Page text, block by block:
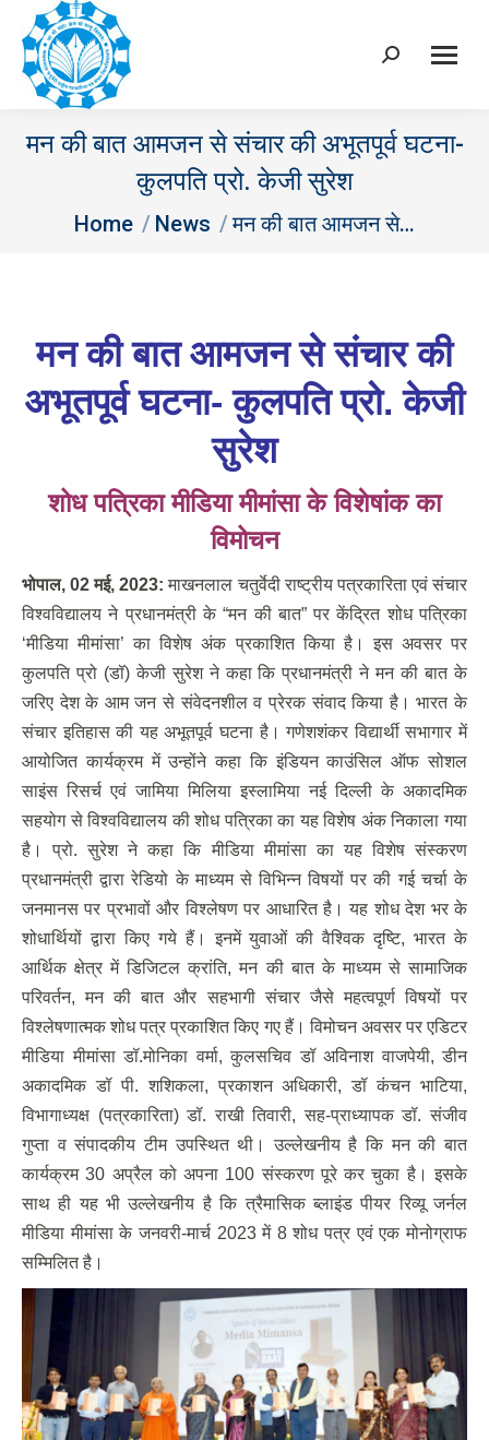
Search:
मन की बात आमजन से संचार की अभूतपूर्व घटना-
कुलपति प्रो. केजी सुरेश
You are here:
Home News मन की बात आमजन से…
मन की बात आमजन से संचार की
अभूतपूर्व घटना- कुलपति प्रो. केजी
सुरेश
शोध पत्रिका मीडिया मीमांसा के विशेषांक का
विमोचन
भोपाल, 02 मई, 2023: माखनलाल चतुर्वेदी राष्ट्रीय पत्रकारिता एवं संचार
विश्वविद्यालय ने प्रधानमंत्री के “मन की बात” पर केंद्रित शोध पत्रिका
‘मीडिया मीमांसा’ का विशेष अंक प्रकाशित किया है। इस अवसर पर
कुलपति प्रो (डॉ) केजी सुरेश ने कहा कि प्रधानमंत्री ने मन की बात के
जरिए देश के आम जन से संवेदनशील व प्रेरक संवाद किया है। भारत के
संचार इतिहास की यह अभूतपूर्व घटना है। गणेशशंकर विद्यार्थी सभागार में
आयोजित कार्यक्रम में उन्होंने कहा कि इंडियन काउंसिल ऑफ सोशल
साइंस रिसर्च एवं जामिया मिलिया इस्लामिया नई दिल्ली के अकादमिक
सहयोग से विश्वविद्यालय की शोध पत्रिका का यह विशेष अंक निकाला गया
है। प्रो. सुरेश ने कहा कि मीडिया मीमांसा का यह विशेष संस्करण
प्रधानमंत्री द्वारा रेडियो के माध्यम से विभिन्न विषयों पर की गई चर्चा के
जनमानस पर प्रभावों और विश्लेषण पर आधारित है। यह शोध देश भर के
शोधार्थियों द्वारा किए गये हैं। इनमें युवाओं की वैश्विक दृष्टि, भारत के
आर्थिक क्षेत्र में डिजिटल क्रांति, मन की बात के माध्यम से सामाजिक
परिवर्तन, मन की बात और सहभागी संचार जैसे महत्वपूर्ण विषयों पर
विश्लेषणात्मक शोध पत्र प्रकाशित किए गए हैं। विमोचन अवसर पर एडिटर
मीडिया मीमांसा डॉ.मोनिका वर्मा, कुलसचिव डॉ अविनाश वाजपेयी, डीन
अकादमिक डॉ पी. शशिकला, प्रकाशन अधिकारी, डॉ कंचन भाटिया,
विभागाध्यक्ष (पत्रकारिता) डॉ. राखी तिवारी, सह-प्राध्यापक डॉ. संजीव
गुप्ता व संपादकीय टीम उपस्थित थी। उल्लेखनीय है कि मन की बात
कार्यक्रम 30 अप्रैल को अपना 100 संस्करण पूरे कर चुका है। इसके
साथ ही यह भी उल्लेखनीय है कि त्रैमासिक ब्लाइंड पीयर रिव्यू जर्नल
मीडिया मीमांसा के जनवरी-मार्च 2023 में 8 शोध पत्र एवं एक मोनोग्राफ
सम्मिलित है।